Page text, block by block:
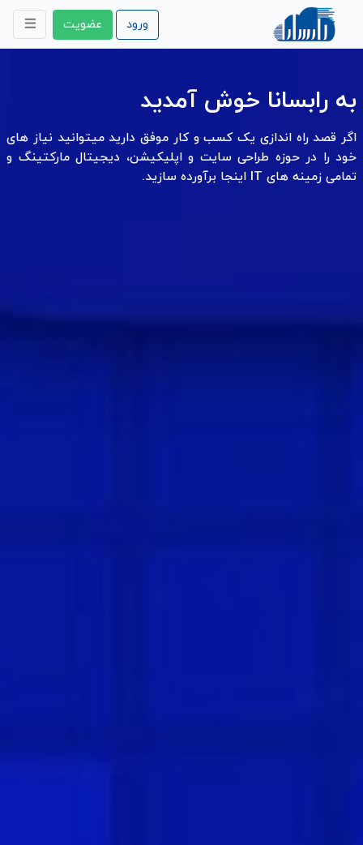
ورود عضویت
به رابسانا خوش آمدید
اگر قصد راه اندازی یک کسب و کار موفق دارید میتوانید نیاز های
خود را در حوزه طراحی سایت و اپلیکیشن، دیجیتال مارکتینگ و
تمامی زمینه های IT اینجا برآورده سازید.